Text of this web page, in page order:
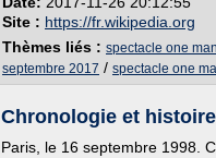
Site : https://fr.wikipedia.org
Thèmes liés : spectacle one
septembre 2017 / spectacle one
Chronologie et
Paris, le 16 septembre 1998.